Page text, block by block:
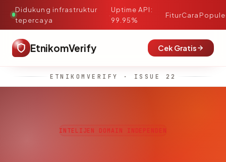
Didukung infrastruktur
tepercaya
·
Uptime API:
99.95%
FiturCara
EtnikomVerify Cek Gratis
ETNIKOMVERIFY · ISSUE 22
INTELIJEN DOMAIN INDEPENDEN